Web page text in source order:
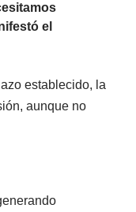
el
establecido, la
aunque no